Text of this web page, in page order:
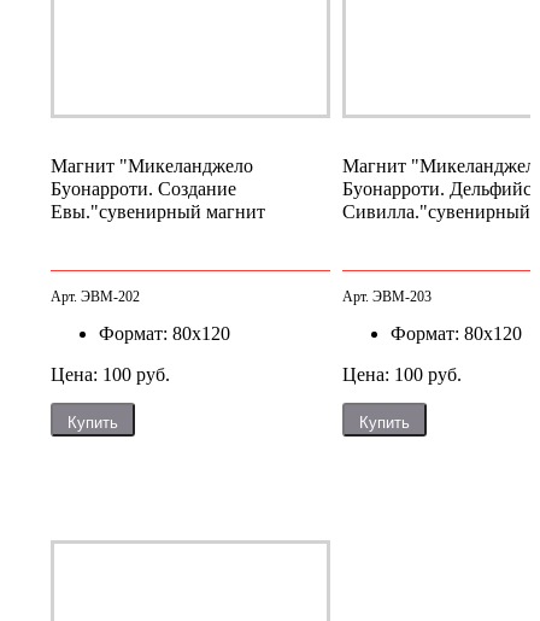
Магнит "Микеланджело
Буонарроти. Создание
Евы."сувенирный магнит
Арт. ЭВМ-202
Формат: 80х120
Цена: 100 руб.
Купить
Магнит
Буонарроти.
Сивилла."сувенирный
Арт. ЭВМ-203
Формат: 80х120
Цена: 100 руб.
Купить